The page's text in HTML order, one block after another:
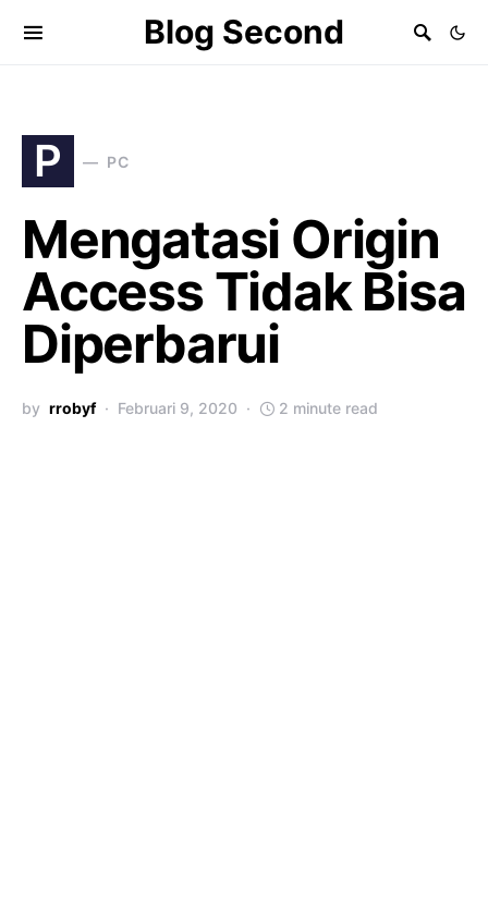
Blog Second
P PC
Mengatasi Origin
Access Tidak Bisa
Diperbarui
by rrobyf Februari 9, 2020 2 minute read